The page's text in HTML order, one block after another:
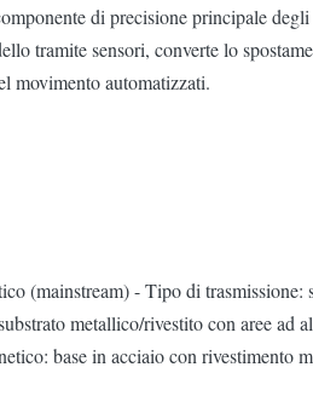
di precisione principale
tramite sensori, converte lo
movimento automatizzati.
(mainstream) - Tipo di trasmissione:
metallico/rivestito con aree ad
base in acciaio con rivestimento